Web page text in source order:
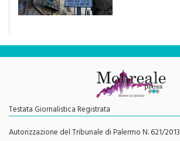
Testata Giornalistica Registrata
Autorizzazione del Tribunale di Palermo N. 621/2013